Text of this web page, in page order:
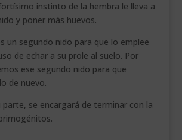
instinto de la hembra le lleva a
y poner más huevos.
un segundo nido para que lo emplee
de echar a su prole al suelo. Por
ese segundo nido para que
de nuevo.
parte, se encargará de terminar con la